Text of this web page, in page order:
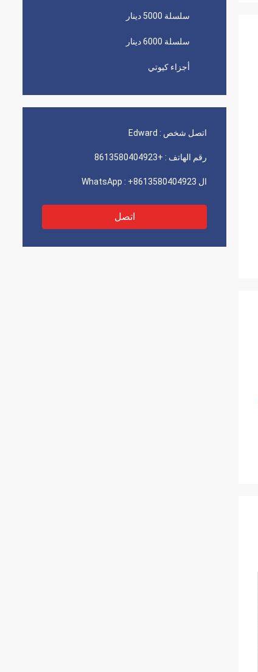
سلسلة 5000 دينار
سلسلة 6000 دينار
أجزاء كيوتي
اتصل شخص : Edward
رقم الهاتف : +8613580404923
ال WhatsApp : +8613580404923
اتصل